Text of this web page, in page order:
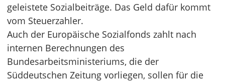
geleistete Sozialbeiträge. Das Geld dafür kommt
vom Steuerzahler.
Auch der Europäische Sozialfonds zahlt nach
internen Berechnungen des
Bundesarbeitsministeriums, die der
Süddeutschen Zeitung vorliegen, sollen für die